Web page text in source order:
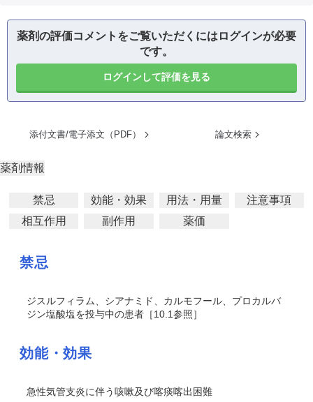
薬剤の評価コメントをご覧いただくにはログインが必要
です。
ログインして評価を見る
添付文書/電子添文（PDF） 論文検索
薬剤情報
禁忌 効能・効果 用法・用量
注意事項
相互作用
副作用 薬価
禁忌
ジスルフィラム、シアナミド、カルモフール、プロカルバ
ジン塩酸塩を投与中の患者［10.1参照］
効能・効果
急性気管支炎に伴う咳嗽及び喀痰喀出困難